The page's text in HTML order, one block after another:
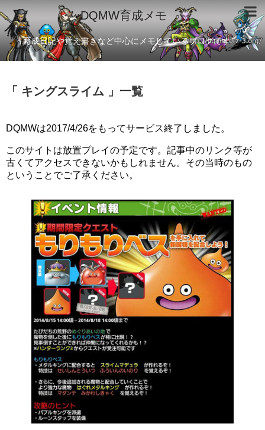
DQMW育成メモ
育成日記や覚え書きなど中心にメモしているブログです
「 キングスライム 」一覧
DQMWは2017/4/26をもってサービス終了しました。
このサイトは放置プレイの予定です。記事中のリンク等が
古くてアクセスできないかもしれません。その当時のもの
ということでご了承ください。